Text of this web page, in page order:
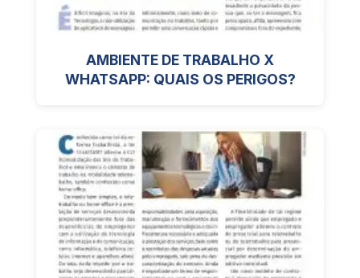
AMBIENTE DE TRABALHO X
WHATSAPP: QUAIS OS PERIGOS?